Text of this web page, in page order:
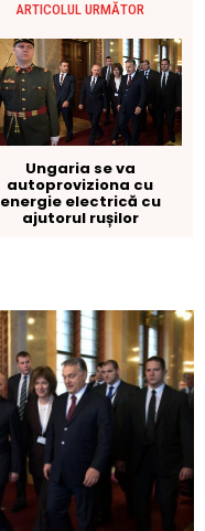
ARTICOLUL URMĂTOR
Ungaria se va
autoproviziona cu
energie electrică cu
ajutorul rușilor